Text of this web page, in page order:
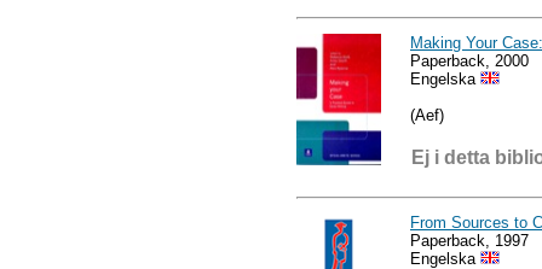
Making Your
Paperback, 2000
Engelska
(Aef)
Ej i detta
From Sources to
Paperback, 1997
Engelska